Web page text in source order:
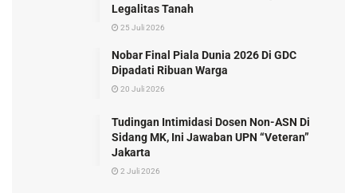
Legalitas Tanah
25 Juli 2026
Nobar Final Piala Dunia 2026 Di GDC
Dipadati Ribuan Warga
20 Juli 2026
Tudingan Intimidasi Dosen Non-ASN Di
Sidang MK, Ini Jawaban UPN “Veteran”
Jakarta
2 Juli 2026